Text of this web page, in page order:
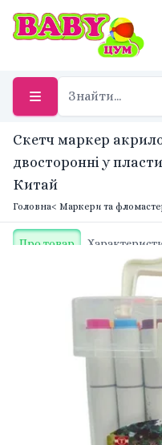
Скетч маркер
двосторонні у
Китай
Головна< Маркери та
Про товар